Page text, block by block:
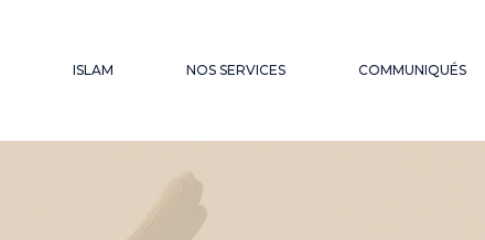
ISLAM
LES SERMONS DU
NOS SERVICES
FONDS D’OBSEQUES
HAJJ – OMRA
COMMUNIQUÉS